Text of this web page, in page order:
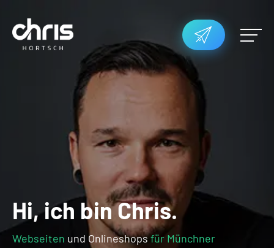
Hi, ich bin Chris.
Webseiten und Onlineshopsfür Münchner